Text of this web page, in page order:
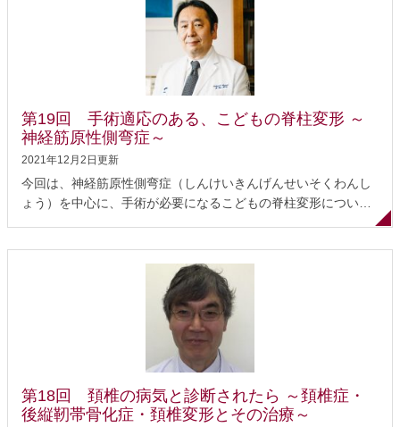
定として2,200例を超える脊椎内視鏡の手術経験を持つスペシャ
リストです。 腰部脊柱管狭窄症とは 腰部脊柱管狭窄症に対する
手術治療 手術の適応となる状態 脊椎内視鏡手術の実際 手術後
の経過 内視鏡手術の課題と展望 おわりに 腰部脊柱管狭窄症と
は 腰椎の神経が通っているトンネル、つまり脊柱管が狭くなっ
の痛み、しびれです。そして、その痛みやしびれによる間欠性
跛行（かんけつせいはこう）が特徴的な症状です。間欠性跛行
とは、歩行すると下肢に痛みやしびれが出て立ち止ま...
第19回 手術適応のある、こどもの脊柱変形 ～
神経筋原性側弯症～
2021年12月2日更新
今回は、神経筋原性側弯症（しんけいきんげんせいそくわんし
ょう）を中心に、手術が必要になるこどもの脊柱変形につい
生はこれまでに3,000例を超える脊柱変形手術の経験をもち、現
在も年間約150例の側弯症手術を行う脊柱変形治療のスペシャ
リストです。 こどもの側弯症を引き起こす病気 神経筋原性側弯
症 診断の課題 小児側弯症治療の考え方と手術のタイミング 手
術の適応となる状態 手術の実際 手術の効果 おわりに ～ご家族
特発性側弯症については、最近の研究で原因とされる遺伝子が
いくつか見つかっていますが、それでも発症の5-6％しか説明が
第18回 頚椎の病気と診断されたら ～頚椎症・
後縦靭帯骨化症・頚椎変形とその治療～